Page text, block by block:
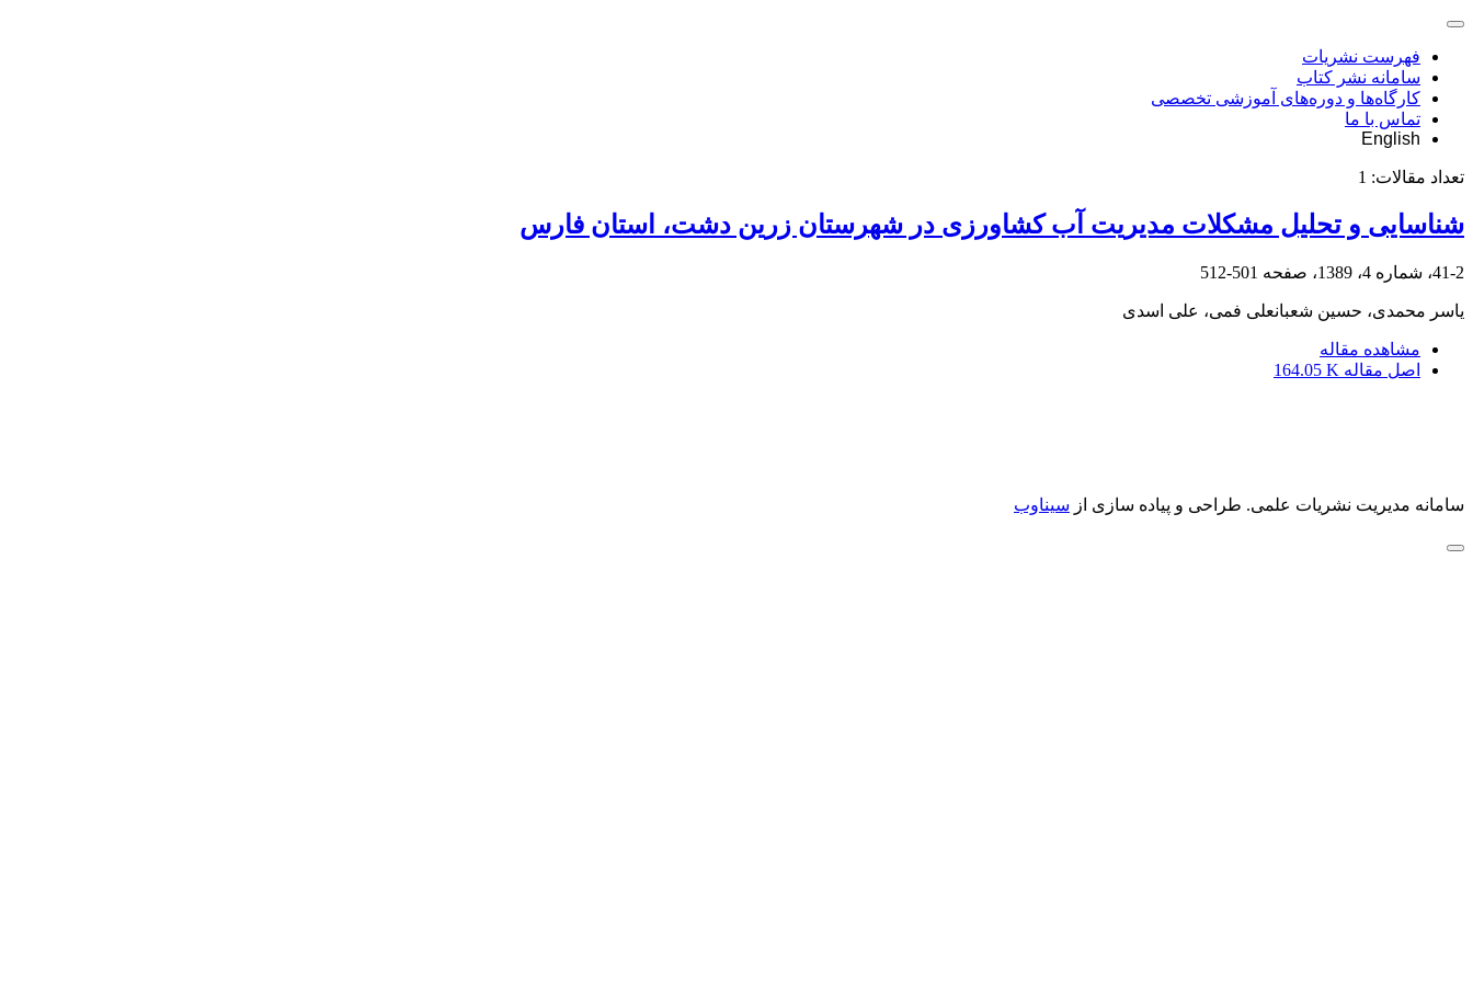
فهرست نشریات
سامانه نشر کتاب
کارگاه‌ها و دوره‌های آموزشی تخصصی
تماس با ما
English
تعداد مقالات: 1
شناسایی و تحلیل مشکلات مدیریت آب کشاورزی در شهرستان زرین دشت، استان فارس
41-2، شماره 4، 1389، صفحه 501-512
یاسر محمدی، حسین شعبانعلی فمی، علی اسدی
مشاهده مقاله
اصل مقاله 164.05 K
سامانه مدیریت نشریات علمی. طراحی و پیاده سازی از سیناوب